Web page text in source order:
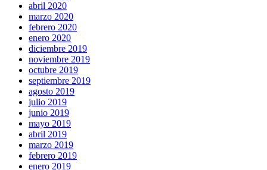
abril 2020
marzo 2020
febrero 2020
enero 2020
diciembre 2019
noviembre 2019
octubre 2019
septiembre 2019
agosto 2019
julio 2019
junio 2019
mayo 2019
abril 2019
marzo 2019
febrero 2019
enero 2019